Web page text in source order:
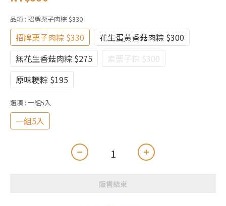
品項 : 招牌栗子肉粽 $330
招牌栗子肉粽 $330
花生蛋黃香菇肉粽 $300
無花生香菇肉粽 $275
素栗子粽 $300
原味粳粽 $195
選項 : 一組5入
一組5入
販售結束